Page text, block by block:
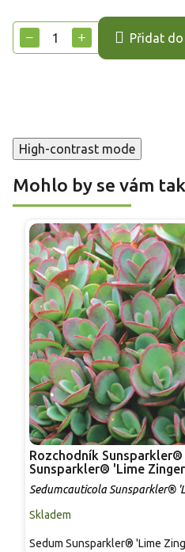
cena:
+
− Přidat
High-contrast mode
Mohlo by se vám
Rozchodník Sunsparkler® 'Lime Zinger' - Sedum
Sunsparkler® 'Lime
Sedumcauticola Sunsparkler®
Skladem
Sedum Sunsparkler® 'Lime